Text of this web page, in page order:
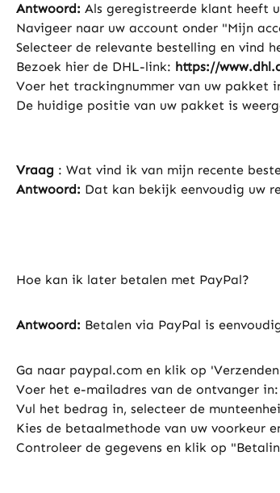
Antwoord: Als geregistreerde klant heeft
Navigeer naar uw account onder "Mijn
Selecteer de relevante bestelling en vind
Bezoek hier de DHL-link: https://
Voer het trackingnummer van uw pakket
De huidige positie van uw pakket is
Vraag : Wat vind ik van mijn recente
Antwoord: Dat kan bekijk eenvoudig uw
Hoe kan ik later betalen met PayPal?
Antwoord: Betalen via PayPal is
Ga naar paypal.com en klik op
Voer het e-mailadres van de ontvanger in:
Vul het bedrag in, selecteer de
Kies de betaalmethode van uw voorkeur
Controleer de gegevens en klik op